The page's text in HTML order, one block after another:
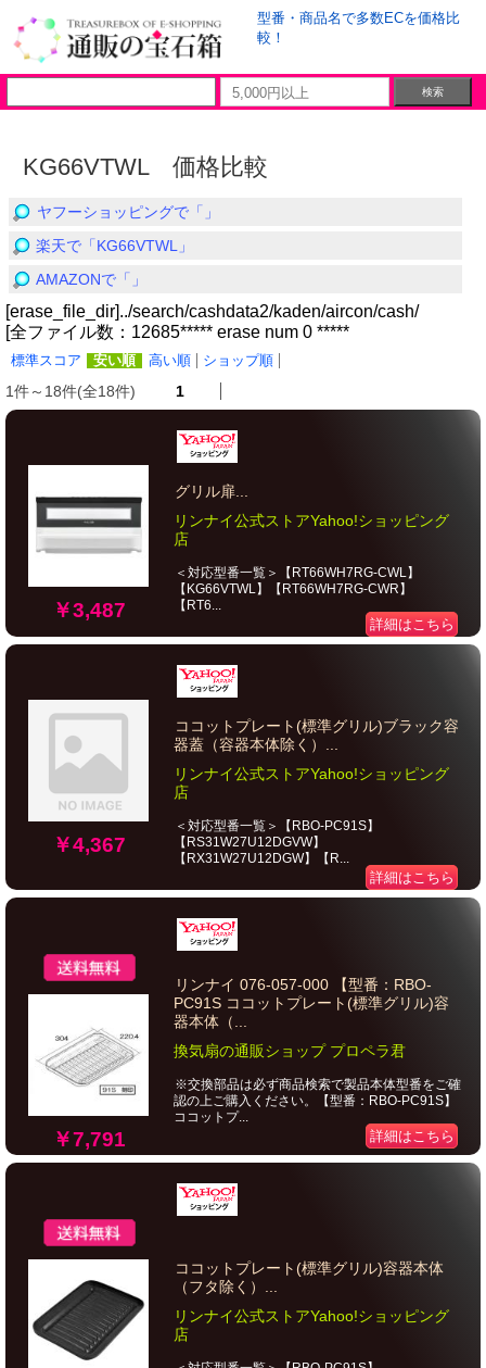
型番・商品名で多数ECを価格比
較！
KG66VTWL 価格比較
ヤフーショッピングで「」
楽天で「KG66VTWL」
AMAZONで「」
[erase_file_dir]../search/cashdata2/kaden/aircon/cash/
[全ファイル数：12685***** erase num 0 *****
標準スコア 安い順 高い順 ショップ順
1件～18件(全18件) 1
￥3,487
グリル扉...
リンナイ公式ストアYahoo!ショッピング
店
＜対応型番一覧＞【RT66WH7RG-CWL】
【KG66VTWL】【RT66WH7RG-CWR】
【RT6...
詳細はこちら
￥4,367
ココットプレート(標準グリル)ブラック容
器蓋（容器本体除く）...
リンナイ公式ストアYahoo!ショッピング
店
＜対応型番一覧＞【RBO-PC91S】
【RS31W27U12DGVW】
【RX31W27U12DGW】【R...
詳細はこちら
￥7,791
リンナイ 076-057-000 【型番：RBO-
PC91S ココットプレート(標準グリル)容
器本体（...
換気扇の通販ショップ プロペラ君
※交換部品は必ず商品検索で製品本体型番をご確
認の上ご購入ください。【型番：RBO-PC91S】
ココットプ...
詳細はこちら
ココットプレート(標準グリル)容器本体
（フタ除く）...
リンナイ公式ストアYahoo!ショッピング
店